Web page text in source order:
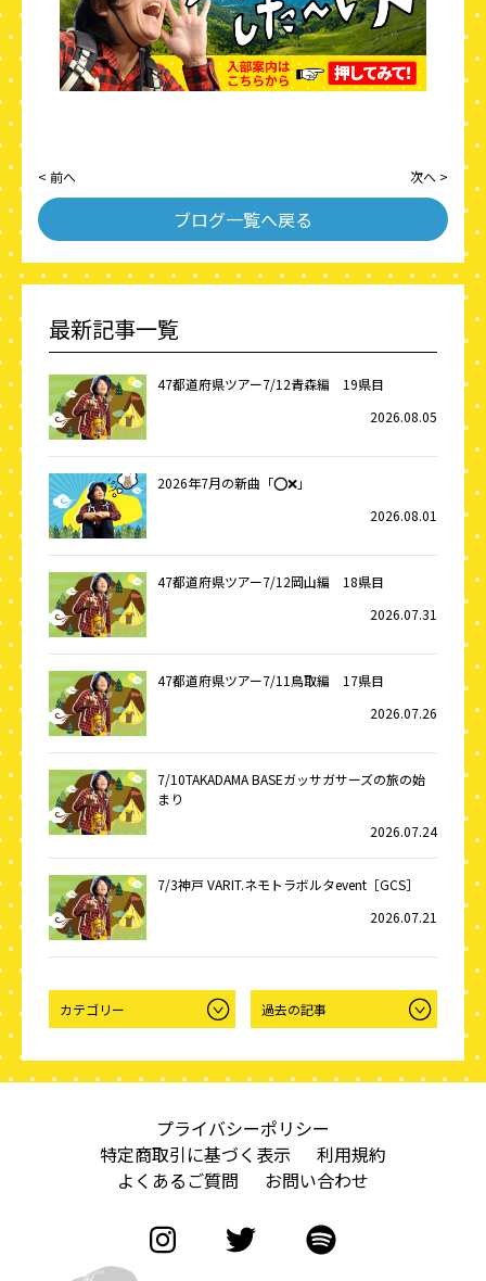
< 前へ
ブログ一覧へ戻る
次へ >
最新記事一覧
47都道府県ツアー7/12青森編 19県目
2026.08.05
2026年7月の新曲「⭕️❌」
2026.08.01
47都道府県ツアー7/12岡山編 18県目
2026.07.31
47都道府県ツアー7/11鳥取編 17県目
2026.07.26
7/10TAKADAMA BASEガッサガサーズの旅の始
まり
2026.07.24
7/3神戸 VARIT.ネモトラボルタevent［GCS］
2026.07.21
プライバシーポリシー
特定商取引に基づく表示
利用規約
よくあるご質問
お問い合わせ